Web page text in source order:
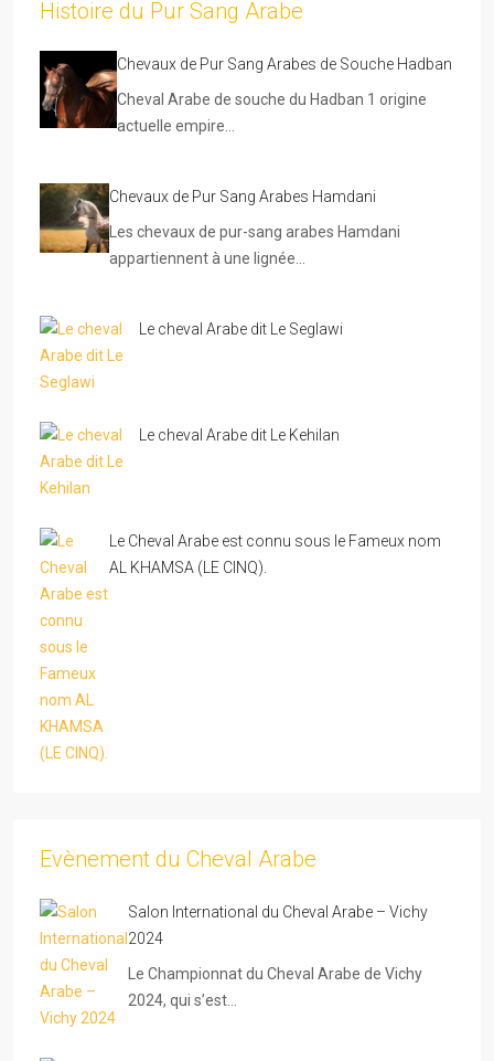
Histoire du Pur Sang Arabe
Chevaux de Pur Sang Arabes de Souche Hadban
Cheval Arabe de souche du Hadban 1 origine
actuelle empire…
Chevaux de Pur Sang Arabes Hamdani
Les chevaux de pur-sang arabes Hamdani
appartiennent à une lignée…
Le cheval Arabe dit Le Seglawi
Le cheval Arabe dit Le Kehilan
Le Cheval Arabe est connu sous le Fameux nom
AL KHAMSA (LE CINQ).
Evènement du Cheval Arabe
Salon International du Cheval Arabe – Vichy
2024
Le Championnat du Cheval Arabe de Vichy
2024, qui s’est…